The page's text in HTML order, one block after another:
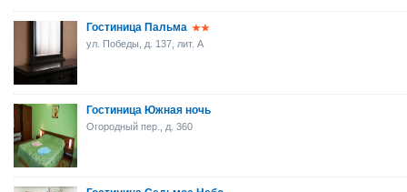
Гостиница Пальма
ул. Победы, д. 137, лит. А
Гостиница Южная ночь
Огородный пер., д. 360